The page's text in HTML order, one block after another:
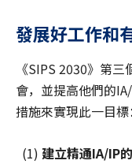
發展好工作和
《SIPS 2030》第
會，並提高他們的
措施來實現此一目標
(1) 建立精通IA/IP